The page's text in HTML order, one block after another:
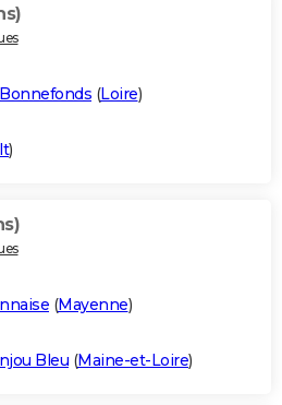
(Loire)
)
(Mayenne)
Bleu (Maine-et-Loire)